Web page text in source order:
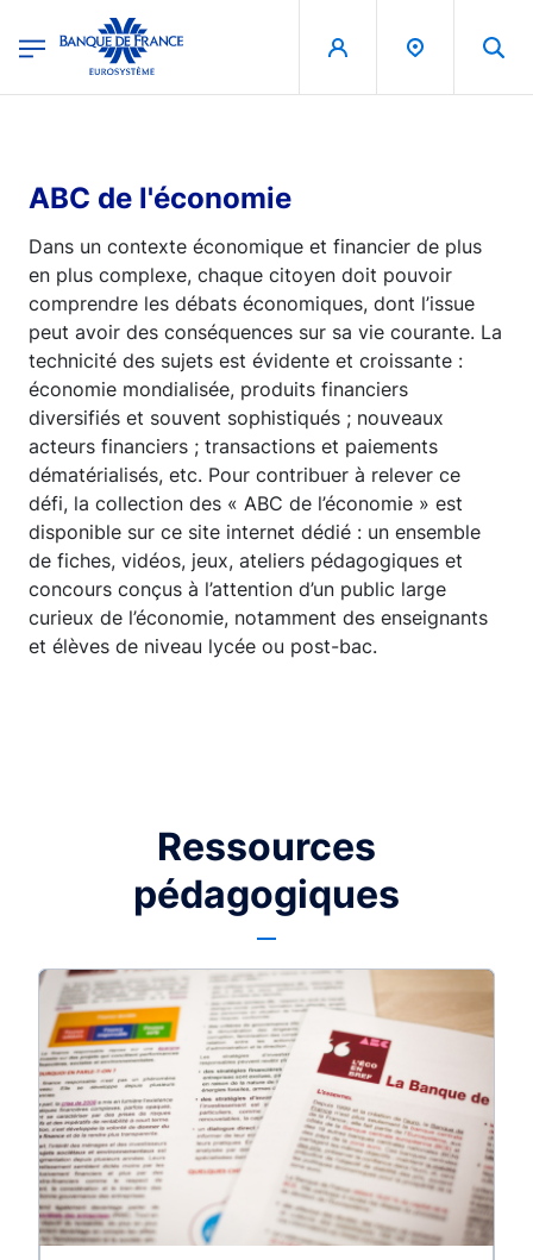
Banque de France - Menu Principal
ABC de l'économie
Dans un contexte économique et financier de plus
en plus complexe, chaque citoyen doit pouvoir
comprendre les débats économiques, dont l’issue
peut avoir des conséquences sur sa vie courante. La
technicité des sujets est évidente et croissante :
économie mondialisée, produits financiers
diversifiés et souvent sophistiqués ; nouveaux
acteurs financiers ; transactions et paiements
dématérialisés, etc. Pour contribuer à relever ce
défi, la collection des « ABC de l’économie » est
disponible sur ce site internet dédié : un ensemble
de fiches, vidéos, jeux, ateliers pédagogiques et
concours conçus à l’attention d’un public large
curieux de l’économie, notamment des enseignants
et élèves de niveau lycée ou post-bac.
Ressources
pédagogiques